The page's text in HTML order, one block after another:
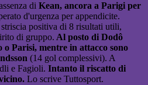
di Kean, ancora a Parigi per
d'urgenza per appendicite.
positiva di 8 risultati utili,
di gruppo. Al posto di Dodô
Parisi, mentre in attacco sono
(14 gol complessivi). A
e Fagioli. Intanto il riscatto di
Lo scrive Tuttosport.